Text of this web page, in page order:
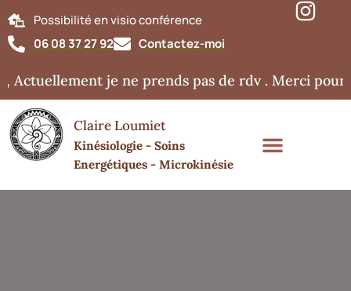
Possibilité en visio conférence
06 08 37 27 92
Contactez-moi
je ne prends pas de rdv . Merci pour
Claire Loumiet
Kinésiologie - Soins
Energétiques - Microkinésie